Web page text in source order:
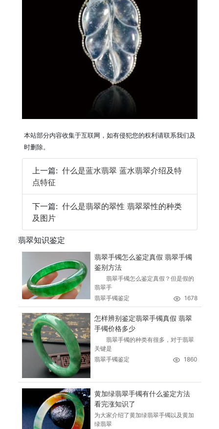
本站部分内容收集于互联网，如有侵犯您的权利请联系我们及
时删除。
上一篇: 什么是蓝水翡翠 蓝水翡翠介绍及特
点特征
下一篇: 什么是翡翠的翠性 翡翠翠性的种类
及图片
翡翠知识鉴定
翡翠手镯怎么鉴定真假 翡翠手镯
鉴别方法
翡翠手镯怎么鉴定真假？但是假的
翡翠手
翡翠手镯鉴定
1678
怎样辨别鉴定翡翠手镯真假 翡翠
手镯价格多少
翡翠手镯的种类有很多，对于翡翠
关键是
翡翠手镯鉴定
1860
黄加绿翡翠手镯有什么鉴定方法
看完涨知识了
为大家介绍了黄加绿翡翠手镯以及黄加
绿翡翠